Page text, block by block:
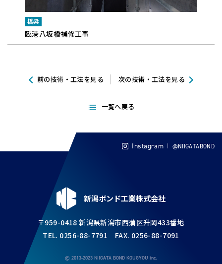
橋梁
臨港八坂橋補修工事
前の技術・工法を見る 次の技術・工法を見る
一覧へ戻る
新潟ボンド工業株式会社
〒959-0418 新潟県新潟市西蒲区升岡433番地
TEL. 0256-88-7791 FAX. 0256-88-7091
© 2013-2023 NIIGATA BOND KOUGYOU inc.
Instagram @NIIGATABOND